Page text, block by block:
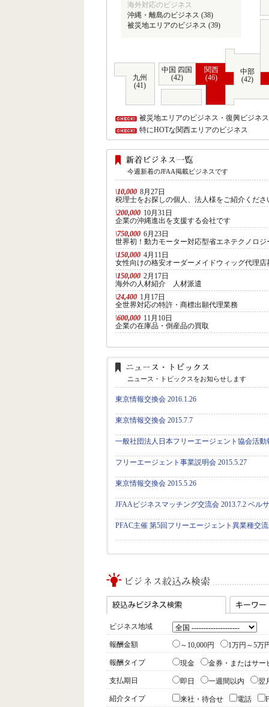
海外対応のビジネス
沖縄・離島のビジネス (38)
被災地エリアのビジネス (39)
中部
(42)
関西
(46)
中国 四国
(42)
九州
(41)
被災地エリアのビジネス・復興ビジネス
特にHOTな関西エリアのビジネス
今週新着のJFAA掲載ビジネスです
\10,000 8月27日
税理士をお探しの個人、法人様をご紹介くだ
\200,000 10月31日
企業の沖縄進出を支援する会社です
\750,000 6月23日
世界初！動力モーター対応型省エネテクノロジ
\150,000 4月11日
女性向けの格安オーダーメイドウィッグ代理店
\150,000 2月17日
海外の人材紹介 人材派遣
\24,400 1月17日
全世界対応の特許・商標出願代理業務
\600,000 11月10日
企業の在庫品・倒産品の買取
ニュース・トピックスをお知らせします
東京情報交換会 2016.1.26
東京情報交換会 2015.7.7
一般社団法人日本フリーエージェント協会活動
フリーエージェント事業説明会 2015.5.27
東京情報交換会 2015.5.26
JFAAビジネスマッチング交流会 2013.7.2 ベル
PFAC主催 第5回フリーエージェント異業種交流
ビジネス地域
報酬金額 ～10,000円 1万円～5万
報酬タイプ 現金 金券・またはサー
支払期日 即日 一週間以内 翌
紹介タイプ 来社・待合せ 電話